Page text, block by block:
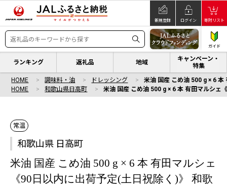
新規登録 ログイン 寄附リスト
ガイド
ランキング 返礼品 地域
キャンペーン・
特集
HOME 調味料・油 ドレッシング
米油 国産 こめ油 500 g × 6
HOME
和歌山県日高町 米油 国産 こめ油 500 g × 6 本 有田マルシェ
常温
和歌山県 日高町
米油 国産 こめ油 500 g × 6 本 有田マルシェ
《90日以内に出荷予定(土日祝除く)》 和歌